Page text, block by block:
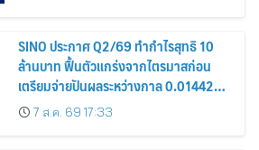
หุ้น
SINO ประกาศ Q2/69 ทำกำไรสุทธิ 10
ล้านบาท ฟื้นตัวแกร่งจากไตรมาสก่อน
เตรียมจ่ายปันผลระหว่างกาล 0.014423
บาทต่อหุ้น ครึ่งปีหลังมุ่งเติบโตต่อเนื่อง
7 ส.ค. 69 17:33